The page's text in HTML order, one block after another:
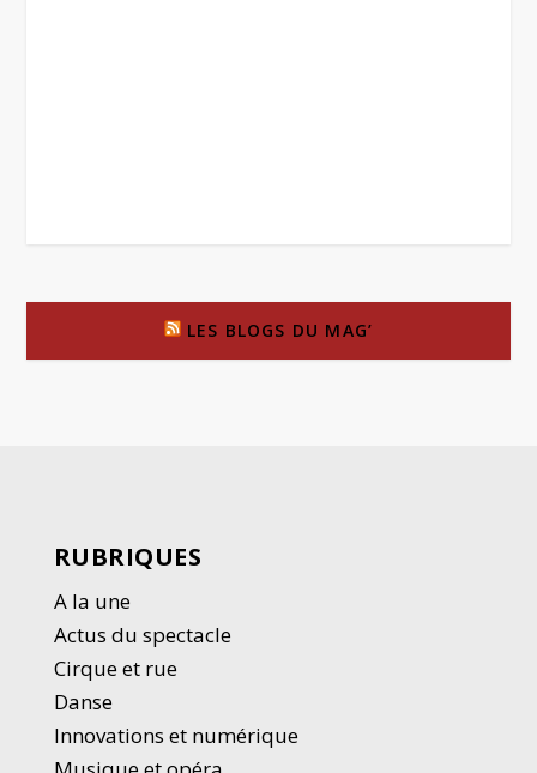
LES BLOGS DU MAG’
RUBRIQUES
A la une
Actus du spectacle
Cirque et rue
Danse
Innovations et numérique